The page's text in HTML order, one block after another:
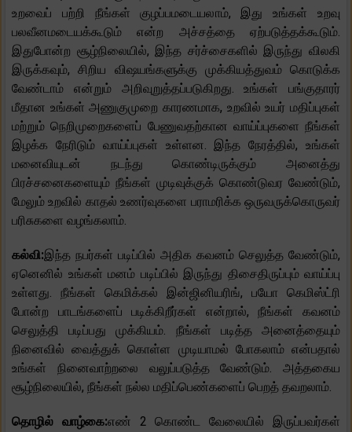
உறவைப் பற்றி நீங்கள் குழப்பமடையலாம், இது உங்கள் உறவு
பலவீனமடையக்கூடும் என்ற அச்சத்தை ஏற்படுத்தக்கூடும்.
இதுபோன்ற சூழ்நிலையில், இந்த சர்ச்சைகளில் இருந்து விலகி
இருக்கவும், சிறிய விஷயங்களுக்கு முக்கியத்துவம் கொடுக்க
வேண்டாம் என்றும் அறிவுறுத்தப்படுகிறது. உங்கள் பங்குதாரர்
மீதான உங்கள் அணுகுமுறை காரணமாக, உறவில் உயர் மதிப்புகள்
மற்றும் நெறிமுறைகளைப் பேணுவதற்கான வாய்ப்புகளை நீங்கள்
இழக்க நேரிடும் வாய்ப்புகள் உள்ளன. இந்த நேரத்தில், உங்கள்
மனைவியுடன் நடந்து கொண்டிருக்கும் அனைத்து
பிரச்சனைகளையும் நீங்கள் முடிவுக்குக் கொண்டுவர வேண்டும்,
மேலும் உறவில் காதல் உணர்வுகளை பராமரிக்க ஒருவருக்கொருவர்
பரிசுகளை வழங்கலாம்.
கல்வி:இந்த நபர்கள் படிப்பில் அதிக கவனம் செலுத்த வேண்டும்,
ஏனெனில் உங்கள் மனம் படிப்பில் இருந்து திசைதிருப்பும் வாய்ப்பு
உள்ளது. நீங்கள் கெமிக்கல் இன்ஜினியரிங், பயோ கெமிஸ்ட்ரி
போன்ற பாடங்களைப் படிக்கிறீர்கள் என்றால், நீங்கள் கவனம்
செலுத்தி படிப்பது முக்கியம். நீங்கள் படித்த அனைத்தையும்
நினைவில் வைத்துக் கொள்ள முடியாமல் போகலாம் என்பதால்
உங்கள் நினைவாற்றலை வலுப்படுத்த வேண்டும். அத்தகைய
சூழ்நிலையில், நீங்கள் நல்ல மதிப்பெண்களைப் பெறத் தவறலாம்.
தொழில் வாழ்கை:எண் 2 கொண்ட வேலையில் இருப்பவர்கள்